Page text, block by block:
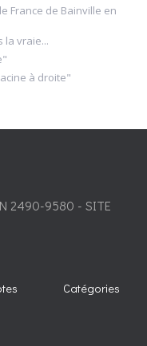
France de Bainville en
la vraie...
à droite"
2490-9580 - SITE
Catégories